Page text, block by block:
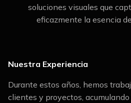
soluciones visuales que
eficazmente la esencia
Nuestra Experiencia
Durante estos años, hemos
clientes y proyectos,